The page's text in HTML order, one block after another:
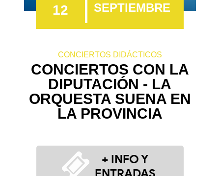
12 SEPTIEMBRE
CONCIERTOS DIDÁCTICOS
CONCIERTOS CON LA
DIPUTACIÓN - LA
ORQUESTA SUENA EN
LA PROVINCIA
+ INFO Y